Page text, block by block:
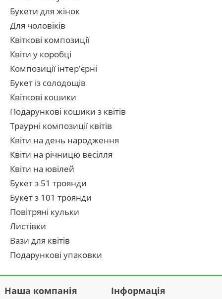
Букети для жінок
Для чоловіків
Квіткові композиції
Квіти у коробці
Композиції інтер'єрні
Букет із солодощів
Квіткові кошики
Подарункові кошики з квітів
Траурні композиції квітів
Квіти на день народження
Квіти на річницю весілля
Квіти на ювілей
Букет з 51 троянди
Букет з 101 троянди
Повітряні кульки
Листівки
Вази для квітів
Подарункові упаковки
Наша компанія Інформація